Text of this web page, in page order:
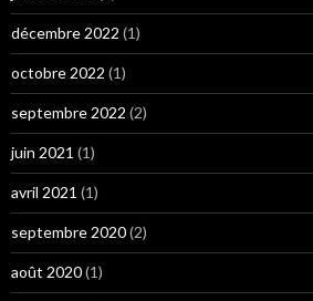
décembre 2022 (1)
octobre 2022 (1)
septembre 2022 (2)
juin 2021 (1)
avril 2021 (1)
septembre 2020(2)
août 2020(1)